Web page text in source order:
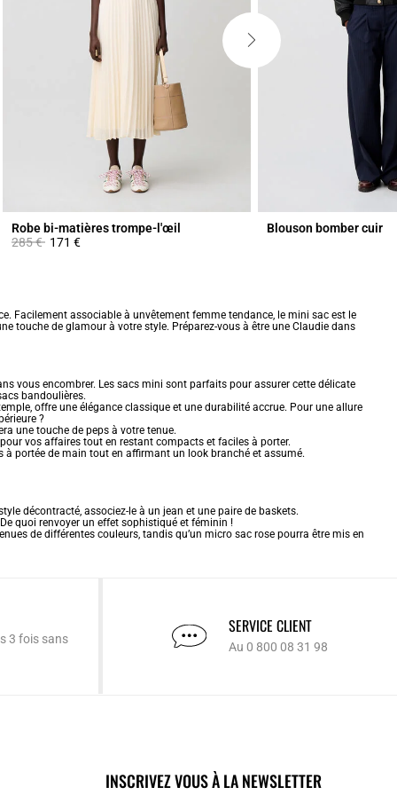
Robe bi-matières trompe-l'œil
Prix réduit à partir de
285 €à171 €
Blouson bomber cuir
Facilement associable à unvêtement femme tendance, le mini sac est le
touche de glamour à votre style. Préparez-vous à être une Claudie dans
vous encombrer. Les sacs mini sont parfaits pour assurer cette délicate
bandoulières.
offre une élégance classique et une durabilité accrue. Pour une allure
?
une touche de peps à votre tenue.
vos affaires tout en restant compacts et faciles à porter.
à portée de main tout en affirmant un look branché et assumé.
décontracté, associez-le à un jean et une paire de baskets.
quoi renvoyer un effet sophistiqué et féminin !
de différentes couleurs, tandis qu’un micro sac rose pourra être mis en
3 fois sans
SERVICE CLIENT
Au 0 800 08 31 98
INSCRIVEZ VOUS À LA NEWSLETTER